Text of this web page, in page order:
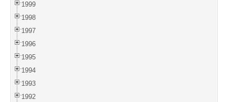
1999
1998
1997
1996
1995
1994
1993
1992